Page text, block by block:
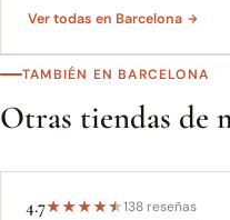
Ver todas en Barcelona ‎
TAMBIÉN EN BARCELONA ‎
Otras tiendas de
4.7★★★★★138 reseñas